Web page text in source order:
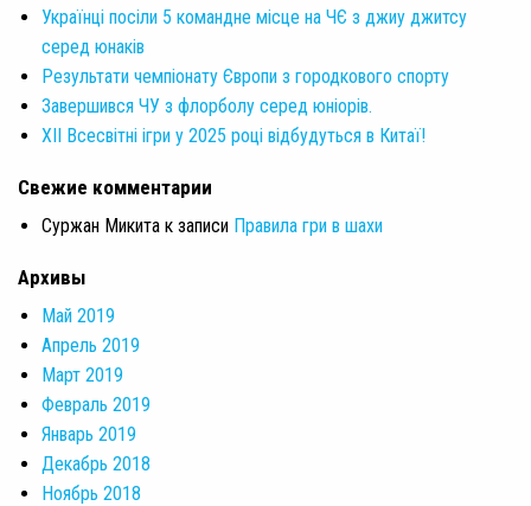
Українці посіли 5 командне місце на ЧЄ з джиу джитсу
серед юнаків
Результати чемпіонату Європи з городкового спорту
Завершився ЧУ з флорболу серед юніорів.
XII Всесвітні ігри у 2025 році відбудуться в Китаї!
Свежие комментарии
Суржан Микита к записи Правила гри в шахи
Архивы
Май 2019
Апрель 2019
Март 2019
Февраль 2019
Январь 2019
Декабрь 2018
Ноябрь 2018